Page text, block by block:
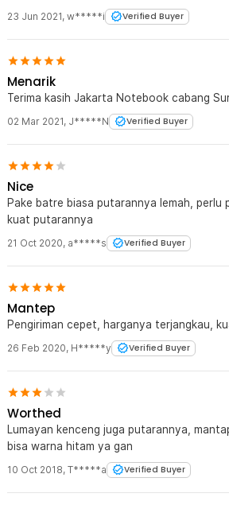
23 Jun 2021, w*****i Verified Buyer
Menarik
Terima kasih Jakarta Notebook cabang
02 Mar 2021, J*****N Verified Buyer
Nice
Pake batre biasa putarannya lemah, perlu
kuat putarannya
21 Oct 2020, a*****s Verified Buyer
Mantep
Pengiriman cepet, harganya terjangkau,
26 Feb 2020, H*****y Verified Buyer
Worthed
Lumayan kenceng juga putarannya, mantapp
bisa warna hitam ya gan
10 Oct 2018, T*****a Verified Buyer